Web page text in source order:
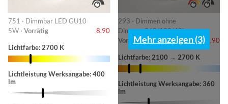
751 · Dimmbar LED GU10
5W · Vorrätig 8,90
Lichtfarbe: 2700 K
Lichtleistung Werksangabe: 400
lm
293 · Dimmen ohne
Dimmer-360/180/40L ·
Vorrätig
10,90
Lichtfarbe: 2100 → 2700 K
Lichtleistung Werksangabe: 360
lm
Mehr anzeigen (3)